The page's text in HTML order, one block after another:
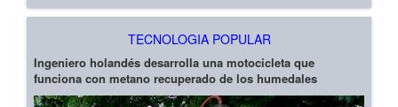
TECNOLOGIA POPULAR
Ingeniero holandés desarrolla una motocicleta que
funciona con metano recuperado de los humedales